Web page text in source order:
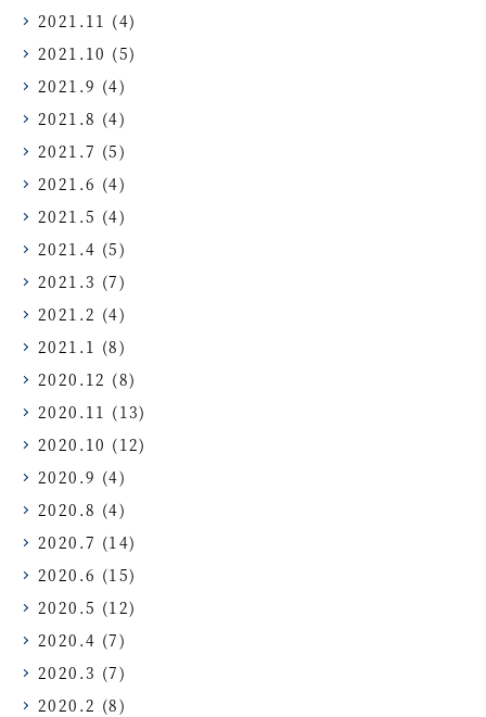
2021.11 (4)
2021.10 (5)
2021.9 (4)
2021.8 (4)
2021.7 (5)
2021.6 (4)
2021.5 (4)
2021.4 (5)
2021.3 (7)
2021.2 (4)
2021.1 (8)
2020.12 (8)
2020.11 (13)
2020.10 (12)
2020.9 (4)
2020.8 (4)
2020.7 (14)
2020.6 (15)
2020.5 (12)
2020.4 (7)
2020.3 (7)
2020.2 (8)